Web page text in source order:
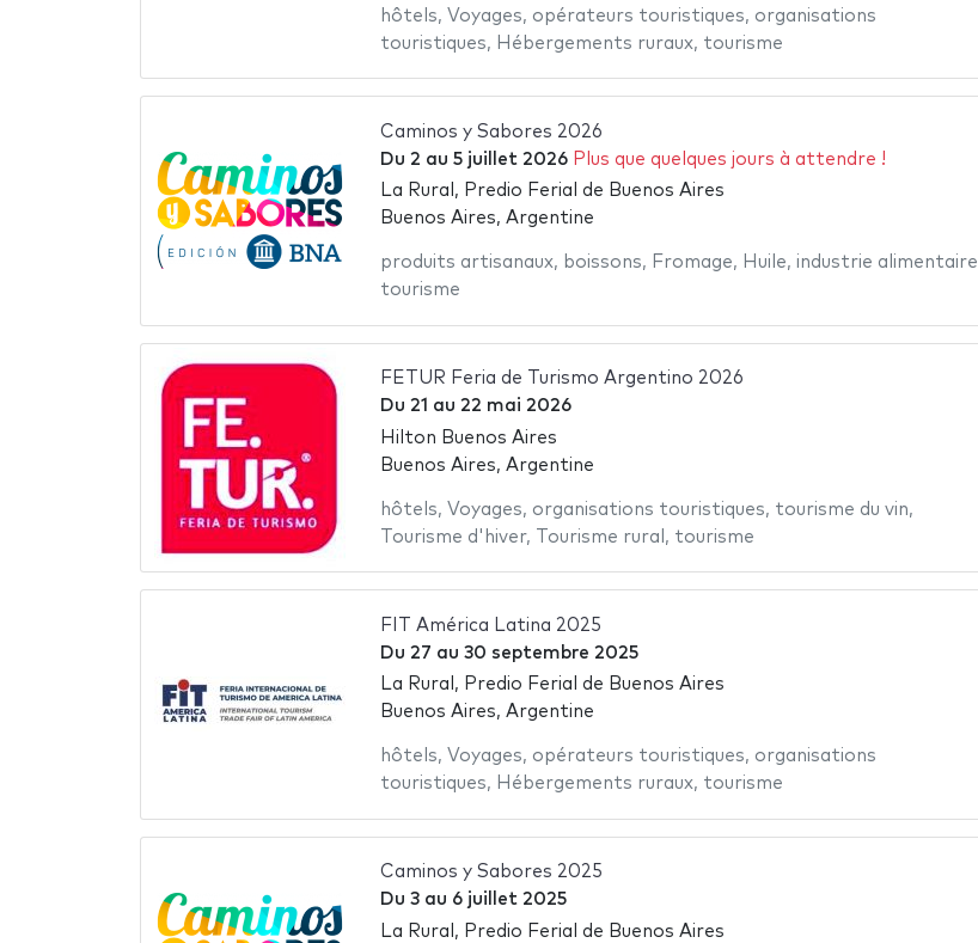
hôtels, Voyages, opérateurs touristiques, organisations
touristiques, Hébergements ruraux, tourisme
Caminos y Sabores 2026
Du 2 au 5 juillet 2026 Plus que quelques jours à attendre !
La Rural, Predio Ferial de Buenos Aires
Buenos Aires, Argentine
produits artisanaux, boissons, Fromage, Huile, industrie alimentaire
tourisme
FETUR Feria de Turismo Argentino 2026
Du 21 au 22 mai 2026
Hilton Buenos Aires
Buenos Aires, Argentine
hôtels, Voyages, organisations touristiques, tourisme du vin,
Tourisme d'hiver, Tourisme rural , tourisme
FIT América Latina 2025
Du 27 au 30 septembre 2025
La Rural, Predio Ferial de Buenos Aires
Buenos Aires, Argentine
hôtels, Voyages, opérateurs touristiques, organisations
touristiques, Hébergements ruraux, tourisme
Caminos y Sabores 2025
Du 3au 6 juillet 2025
La Rural, Predio Ferial de Buenos Aires